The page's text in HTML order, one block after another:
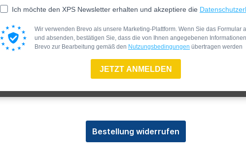
Ich möchte den XPS Newsletter erhalten und akzeptiere die
Wir verwenden Brevo als unsere Marketing-Plattform. Wenn Sie das Formular
und absenden, bestätigen Sie, dass die von Ihnen angegebenen
Brevo zur Bearbeitung gemäß den Nutzungsbedingungen übertragen werden
JETZT ANMELDEN
Bestellung widerrufen